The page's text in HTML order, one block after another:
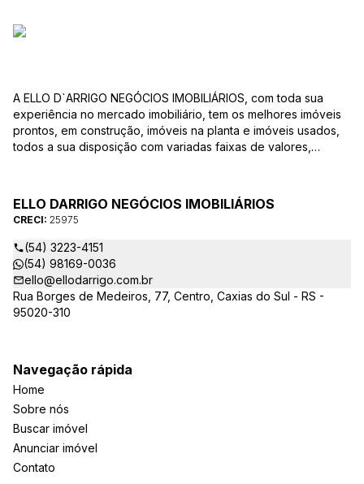
A ELLO D`ARRIGO NEGÓCIOS IMOBILIÁRIOS, com toda sua
experiência no mercado imobiliário, tem os melhores imóveis
prontos, em construção, imóveis na planta e imóveis usados,
todos a sua disposição com variadas faixas de valores,
credenciados ao CRECI-25975 estarão sempre prontos para
responder-lhe todas as suas dúvidas sobre casas,
apartamentos, terrenos, salas comerciais e outros produtos
imobiliários.
ELLO DARRIGO NEGÓCIOS IMOBILIÁRIOS
CRECI: 25975
(54) 3223-4151
(54) 98169-0036
ello@ellodarrigo.com.br
Rua Borges de Medeiros, 77, Centro, Caxias do Sul - RS -
95020-310
Navegação rápida
Home
Sobre nós
Buscar imóvel
Anunciar imóvel
Contato